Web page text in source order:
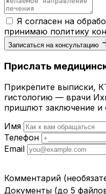
Я согласен на
принимаю политику
Записаться на консультацию
Прислать
Прикрепите выписки,
гистологию — врачи
пришлют заключение и
Имя
Телефон
Email
Комментарий
Документы (до 5